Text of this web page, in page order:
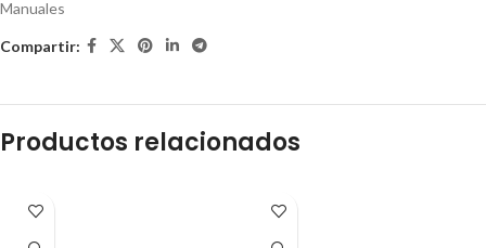
Manuales
Compartir:
Productos relacionados